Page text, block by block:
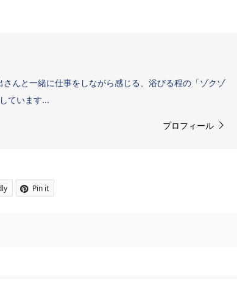
んと一緒に仕事をしながら感じる、浴びる程の「ゾクゾ
ています...
プロフィール
Pin it